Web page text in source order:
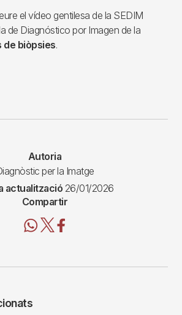
el vídeo gentilesa de la SEDIM
de Diagnóstico por Imagen de la
de biòpsies.
Autoria
per la Imatge
actualització 26/01/2026
Compartir